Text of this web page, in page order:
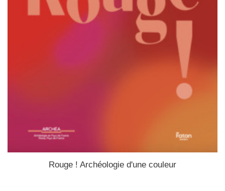
Rouge ! Archéologie d'une couleur